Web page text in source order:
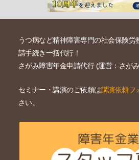
うつ病など精神障害専門の社会保険労
請手続き一括代行！
さがみ障害年金申請代行 (運営：さが
セミナー・講演のご依頼は講演依頼フ
さい。